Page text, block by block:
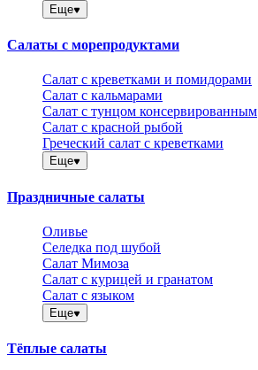
Еще
Салаты с морепродуктами
Салат с креветками и помидорами
Салат с кальмарами
Салат с тунцом консервированным
Салат с красной рыбой
Греческий салат с креветками
Еще
Праздничные салаты
Оливье
Селедка под шубой
Салат Мимоза
Салат с курицей и гранатом
Салат с языком
Еще
Тёплые салаты